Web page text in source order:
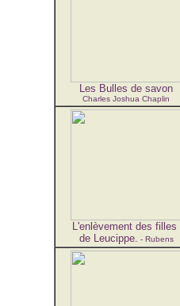
Les Bulles de savon
Charles Joshua Chaplin
L'enlèvement des filles
de Leucippe. - Rubens